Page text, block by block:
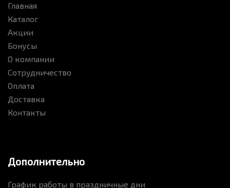
Главная
Каталог
Акции
Бонусы
О компании
Сотрудничество
Оплата
Доставка
Контакты
Дополнительно
График работы в праздничные дни